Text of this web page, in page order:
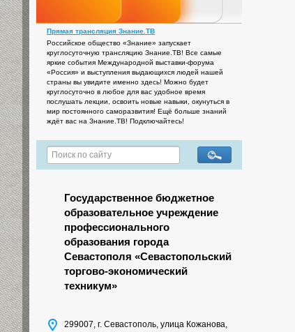
Прямая трансляция Знание.ТВ
Российское общество «Знание» запускает
круглосуточную трансляцию Знание.ТВ! Все самые
яркие события Международной выставки-форума
«Россия» и выступления выдающихся людей нашей
страны вы увидите именно здесь! Можно будет
круглосуточно в любое для вас удобное время
послушать лекции, освоить новые навыки, окунуться в
мир постоянного саморазвития! Ещё больше знаний
ждёт вас на Знание.ТВ! Подключайтесь!
Государственное бюджетное
образовательное учреждение
профессионального
образования города
Севастополя «Севастопольский
торгово-экономический
техникум»
299007, г. Севастополь, улица Кожанова,